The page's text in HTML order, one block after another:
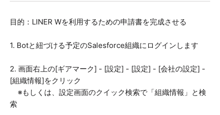
目的：LINER Wを利用するための申請書を完成させる
1. Botと紐づける予定のSalesforce組織にログインします
2. 画面右上の[ギアマーク] - [設定] - [設定] - [会社の設定] -
[組織情報]をクリック
※もしくは、設定画面のクイック検索で「組織情報」と検
索